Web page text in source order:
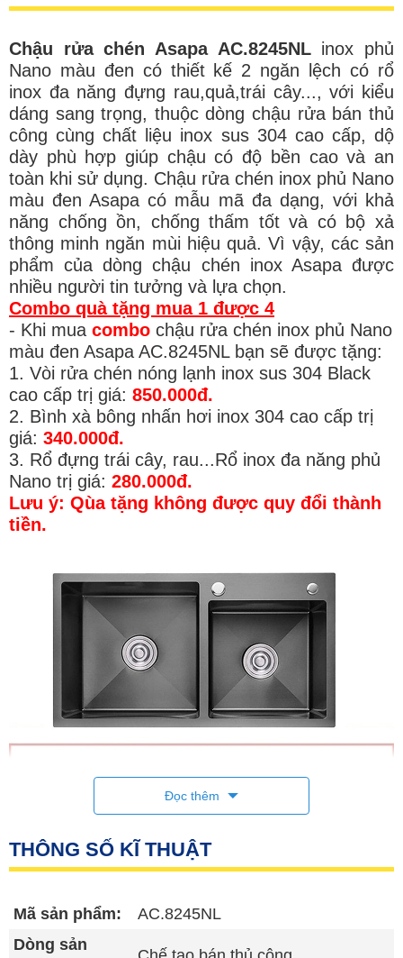
Chậu rửa chén Asapa AC.8245NLinox phủ
Nano màu đen có thiết kế 2 ngăn lệch có rổ
inox đa năng đựng rau,quả,trái cây..., với kiểu
dáng sang trọng, thuộc dòng chậu rửa bán thủ
công cùng chất liệu inox sus 304 cao cấp, dộ
dày phù hợp giúp chậu có độ bền cao và an
toàn khi sử dụng. Chậu rửa chén inox phủ Nano
màu đen Asapa có mẫu mã đa dạng, với khả
năng chống ồn, chống thấm tốt và có bộ xả
thông minh ngăn mùi hiệu quả. Vì vậy, các sản
phẩm của dòng chậu chén inox Asapa được
nhiều người tin tưởng và lựa chọn.
Combo quà tặng mua 1 được 4
- Khi mua combo chậu rửa chén inox phủ Nano
màu đen Asapa AC.8245NL bạn sẽ được tặng:
1. Vòi rửa chén nóng lạnh inox sus 304 Black
cao cấp trị giá: 850.000đ.
2. Bình xà bông nhấn hơi inox 304 cao cấp trị
giá: 340.000đ.
3. Rổ đựng trái cây, rau...Rổ inox đa năng phủ
Nano trị giá: 280.000đ.
Lưu ý: Qùa tặng không được quy đổi thành
tiền.
Asapa AC.8245NL
Đọc thêm
THÔNG SỐ KĨ THUẬT
Mã sản phẩm:
AC.8245NL
Dòng sản